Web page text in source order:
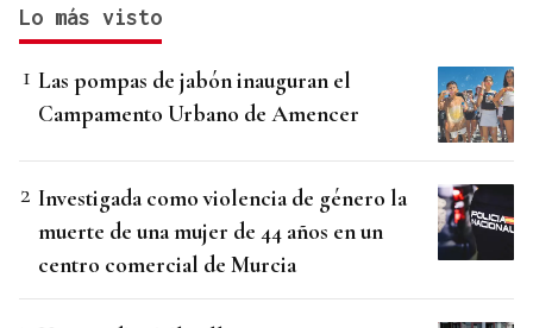
Lo más visto
Las pompas de jabón inauguran el
Campamento Urbano de Amencer
Investigada como violencia de género la
muerte de una mujer de 44 años en un
centro comercial de Murcia